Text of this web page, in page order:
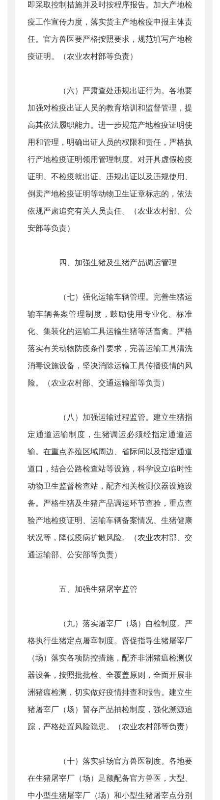
即采取控制措施并及时按程序报告。加大产地检
疫工作宣传力度，落实货主产地检疫申报主体责
任。官方兽医要严格按照要求，规范填写产地检
疫证明。（农业农村部等负责）
（六）严肃查处违规出证行为。各地要
加强对检疫出证人员的教育培训和监督管理，提
高其依法履职能力。进一步规范产地检疫证明使
用和管理，明确出证人员的权限和责任，严格执
行产地检疫证明领用管理制度。对开具虚假检疫
证明、不检疫就出证、违规出证以及违规使用、
倒卖产地检疫证明等动物卫生证章标志的，依法
依规严肃追究有关人员责任。（农业农村部、公
安部等负责）
四、加强生猪及生猪产品调运管理
（七）强化运输车辆管理。完善生猪运
输车辆备案管理制度，鼓励使用专业化、标准
化、集装化的运输工具运输生猪等活畜禽。严格
落实有关动物防疫条件要求，完善运输工具清洗
消毒设施设备，坚决消除运输工具传播疫情的风
险。（农业农村部、交通运输部等负责）
（八）加强运输过程监管。建立生猪指
定通道运输制度，生猪调运必须经指定通道运
输。在重点养殖区域周边、省际间以及指定通道
道口，结合公路检查站等设施，科学设立临时性
动物卫生监督检查站，配齐相关检测仪器设施设
备。严格生猪及生猪产品调运环节查验，重点查
验产地检疫证明、运输车辆备案情况、生猪健康
状况等，降低疫病扩散风险。（农业农村部、交
通运输部、公安部等负责）
五、加强生猪屠宰监管
（九）落实屠宰厂（场）自检制度。严
格执行生猪定点屠宰制度。督促指导生猪屠宰厂
（场）落实各项防控措施，配齐非洲猪瘟检测仪
器设备，按照批批检、全覆盖原则，全面开展非
洲猪瘟检测，切实做好疫情排查和报告。建立生
猪屠宰厂（场）暂存产品抽检制度，强化溯源追
踪，严格处置风险隐患。（农业农村部等负责）
（十）落实驻场官方兽医制度。各地要
在生猪屠宰厂（场）足额配备官方兽医，大型、
中小型生猪屠宰厂（场）和小型生猪屠宰点分别